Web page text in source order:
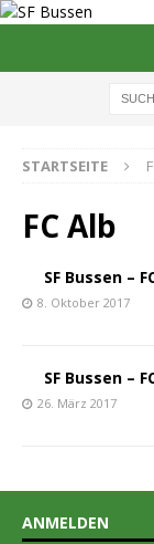
STARTSEITE
FC Alb
SF Bussen –
8. Oktober 2017
SF Bussen –
26. März 2017
ANMELDEN